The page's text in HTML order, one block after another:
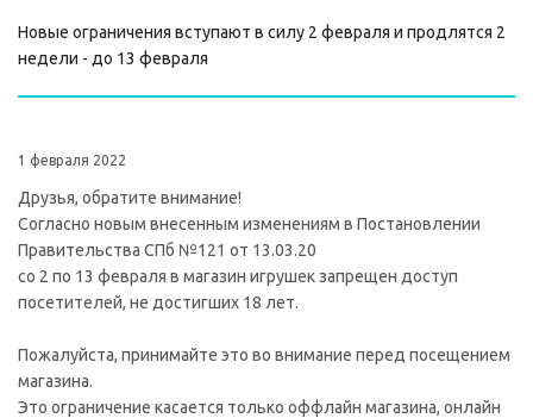
Новые ограничения вступают в силу 2 февраля и продлятся 2
недели - до 13 февраля
1 февраля 2022
Друзья, обратите внимание!
Согласно новым внесенным изменениям в Постановлении
Правительства СПб №121 от 13.03.20
со 2 по 13 февраля в магазин игрушек запрещен доступ
посетителей, не достигших 18 лет.
Пожалуйста, принимайте это во внимание перед посещением
магазина.
Это ограничение касается только оффлайн магазина, онлайн